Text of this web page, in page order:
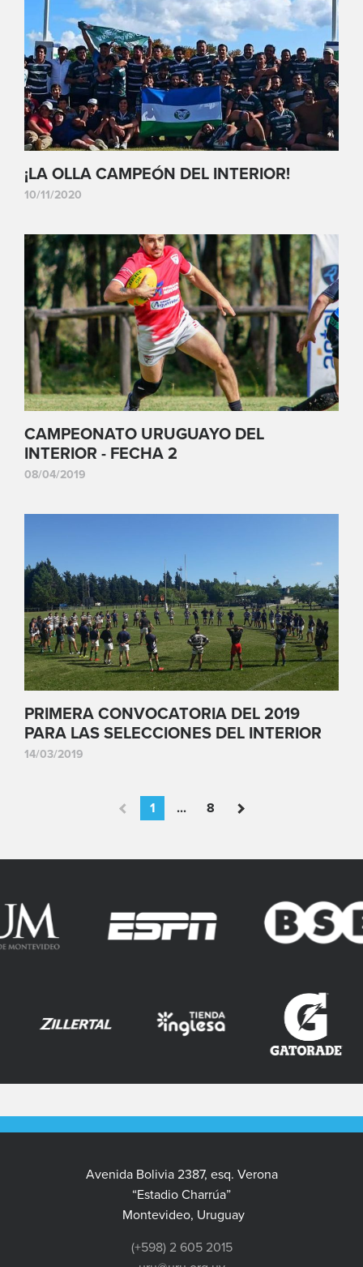
¡LA OLLA CAMPEÓN DEL INTERIOR!
10/11/2020
CAMPEONATO URUGUAYO DEL
INTERIOR - FECHA 2
08/04/2019
PRIMERA CONVOCATORIA DEL 2019
PARA LAS SELECCIONES DEL INTERIOR
14/03/2019
1 ... 8
Avenida Bolivia 2387, esq. Verona
“Estadio Charrúa”
Montevideo, Uruguay
(+598) 2 605 2015